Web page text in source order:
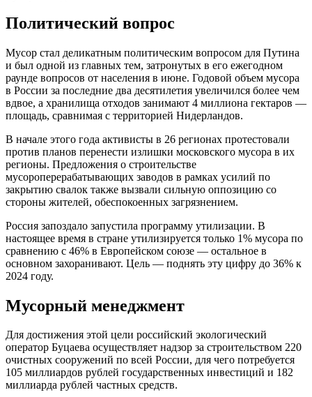
Политический вопрос
Мусор стал деликатным политическим вопросом для Путина
и был одной из главных тем, затронутых в его ежегодном
раунде вопросов от населения в июне. Годовой объем мусора
в России за последние два десятилетия увеличился более чем
вдвое, а хранилища отходов занимают 4 миллиона гектаров —
площадь, сравнимая с территорией Нидерландов.
В начале этого года активисты в 26 регионах протестовали
против планов перенести излишки московского мусора в их
регионы. Предложения о строительстве
мусороперерабатывающих заводов в рамках усилий по
закрытию свалок также вызвали сильную оппозицию со
стороны жителей, обеспокоенных загрязнением.
Россия запоздало запустила программу утилизации. В
настоящее время в стране утилизируется только 1% мусора по
сравнению с 46% в Европейском союзе — остальное в
основном захоранивают. Цель — поднять эту цифру до 36% к
2024 году.
Мусорный менеджмент
Для достижения этой цели российский экологический
оператор Буцаева осуществляет надзор за строительством 220
очистных сооружений по всей России, для чего потребуется
105 миллиардов рублей государственных инвестиций и 182
миллиарда рублей частных средств.